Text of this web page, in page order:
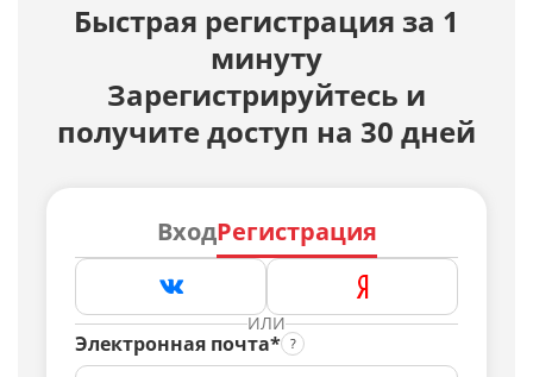
Быстрая регистрация за 1
минуту
Зарегистрируйтесь и
получите доступ на 30 дней
ВходРегистрация
ИЛИ
Электронная почта*